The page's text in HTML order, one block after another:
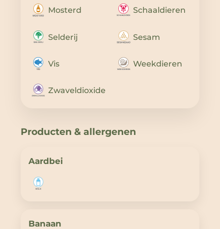
Mosterd Schaaldieren
Selderij Sesam
Vis Weekdieren
Zwaveldioxide
Producten & allergenen
Aardbei
Banaan